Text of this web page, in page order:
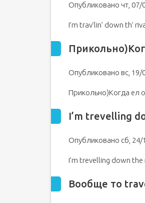
Опубликовано чт,
I’m trav’lin’ down th’
Опубликовано вс,
Прикольно)Когда ел
I’m trevelling
Опубликовано сб,
I’m trevelling down the
Вообще то